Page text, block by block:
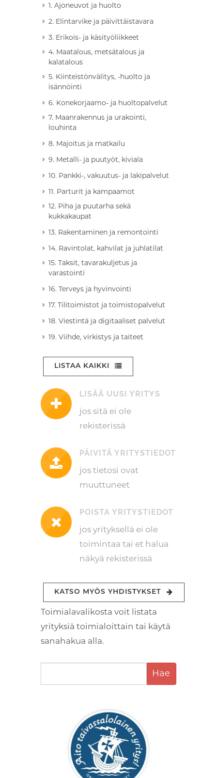
1. Ajoneuvot ja huolto
2. Elintarvike ja päivittäistavara
3. Erikois- ja käsityöliikkeet
4. Maatalous, metsätalous ja
kalatalous
5. Kiinteistönvälitys, -huolto ja
isännöinti
6. Konekorjaamo- ja huoltopalvelut
7. Maanrakennus ja urakointi,
louhinta
8. Majoitus ja matkailu
9. Metalli- ja puutyöt, kiviala
10. Pankki-, vakuutus- ja lakipalvelut
11. Parturit ja kampaamot
12. Piha ja puutarha sekä
kukkakaupat
13. Rakentaminen ja remontointi
14. Ravintolat, kahvilat ja juhlatilat
15. Taksit, tavarakuljetus ja
varastointi
16. Terveys ja hyvinvointi
17. Tilitoimistot ja toimistopalvelut
18. Viestintä ja digitaaliset palvelut
19. Viihde, virkistys ja taiteet
LISTAA KAIKKI
LISÄÄ UUSI YRITYS
jos sitä ei ole
rekisterissä
PÄIVITÄ YRITYSTIEDOT
jos tietosi ovat
muuttuneet
POISTA YRITYSTIEDOT
jos yrityksellä ei ole
toimintaa tai et halua
näkyä rekisterissä
KATSO MYÖS YHDISTYKSET
Toimialavalikosta voit listata
yrityksiä toimialoittain tai käytä
sanahakua alla.